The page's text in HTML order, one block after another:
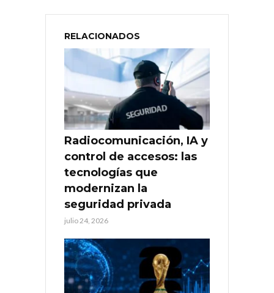
RELACIONADOS
Radiocomunicación, IA y
control de accesos: las
tecnologías que
modernizan la
seguridad privada
julio 24, 2026